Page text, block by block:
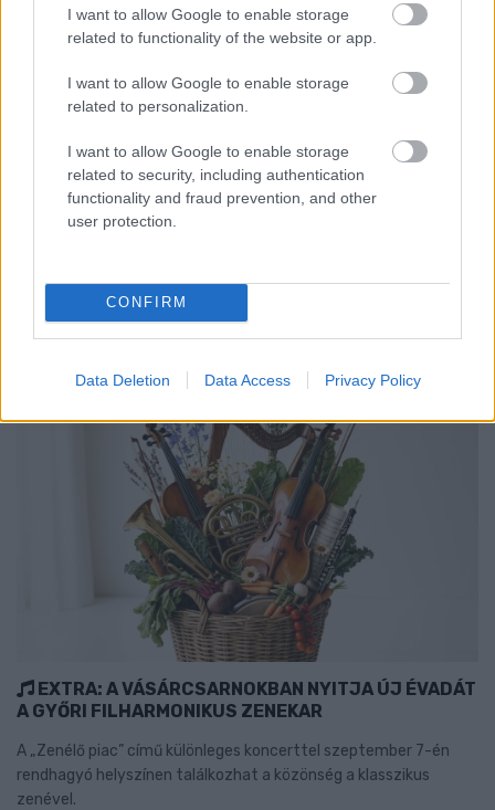
I want to allow Google to enable storage
related to functionality of the website or app.
I want to allow Google to enable storage
related to personalization.
I want to allow Google to enable storage
related to security, including authentication
functionality and fraud prevention, and other
user protection.
CONFIRM
Data Deletion Data Access Privacy Policy
BAROKK POMPÁBA ÖLTÖZIK A BELVÁROS:
HÉTVÉGÉN RENDEZIK MEG A XXXIII. GYŐRI BAROKK
ESKÜVŐT
Jubileumi fogadalom megerősítés, történelmi felvonulás,
tűzshow és vezetett séták is várják az érdeklődőket augusztus
Szólj hozzá!
EXTRA: A VÁSÁRCSARNOKBAN NYITJA ÚJ ÉVADÁT
A GYŐRI FILHARMONIKUS ZENEKAR
A „Zenélő piac” című különleges koncerttel szeptember 7-én
rendhagyó helyszínen találkozhat a közönség a klasszikus
zenével.